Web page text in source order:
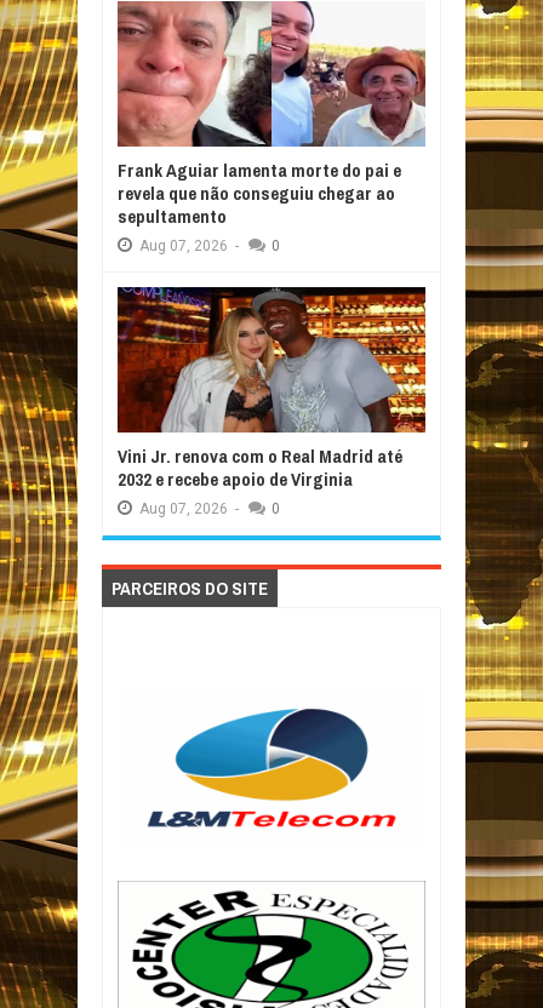
Frank Aguiar lamenta morte do pai e
revela que não conseguiu chegar ao
sepultamento
Aug 07, 2026 - 0
Vini Jr. renova com o Real Madrid até
2032 e recebe apoio de Virginia
Aug 07, 2026 - 0
PARCEIROS DO SITE